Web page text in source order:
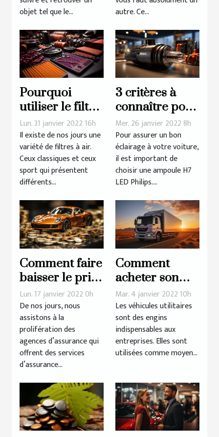
objet tel que le...
électrique
autre. Ce...
Pourquoi
utiliser le filtre
à air sport : les
avantages
Lun. 31 janvier 2022 16h
Il existe de nos jours une
variété de filtres à air.
Ceux classiques et ceux
sport qui présentent
différents...
3 critères à
connaître pour
mieux choisir
votre
ampoule H7
LED Philips
Mer. 26 janvier 2022 8h
Pour assurer un bon
éclairage à votre voiture,
il est important de
choisir une ampoule H7
LED Philips....
Comment faire
baisser le prix
de son
assurance auto
?
Lun. 17 janvier 2022 0h
De nos jours, nous
assistons à la
prolifération des
agences d’assurance qui
offrent des services
d’assurance...
Comment
acheter son
véhicule
utilitaire en
2022 ?
Mar. 4 janvier 2022 10h
Les véhicules utilitaires
sont des engins
indispensables aux
entreprises. Elles sont
utilisées comme moyen...